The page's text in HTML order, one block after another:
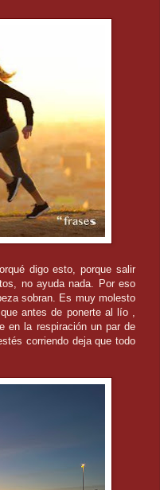
digo esto, porque salir
no ayuda nada. Por eso
sobran. Es muy molesto
antes de ponerte al lío ,
en la respiración un par de
corriendo deja que todo